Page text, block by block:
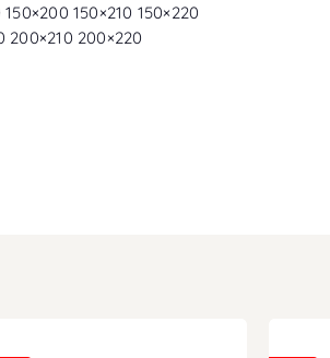
150×210 150×220
200×210 200×220